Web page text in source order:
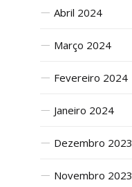
Abril 2024
Março 2024
Fevereiro 2024
Janeiro 2024
Dezembro 2023
Novembro 2023